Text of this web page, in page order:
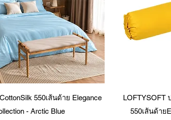
ดูข้อมูลด่วน550เส้นด้าย Elegance
- Arctic Blue
LOFTYSOFT
550เส้นด้าย